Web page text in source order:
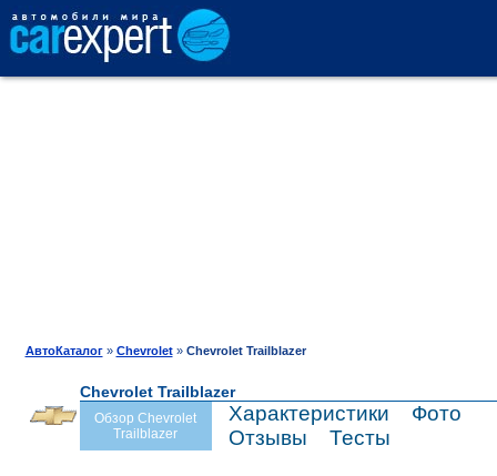
ПРОДАЖА
АвтоКаталог» Chevrolet» Chevrolet Trailblazer
Chevrolet Trailblazer
Обзор Chevrolet
Trailblazer
Характеристики
Фото
Отзывы
Тесты